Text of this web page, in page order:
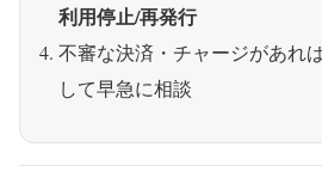
利用停止/再発行
不審な決済・チャージがあれ
して早急に相談